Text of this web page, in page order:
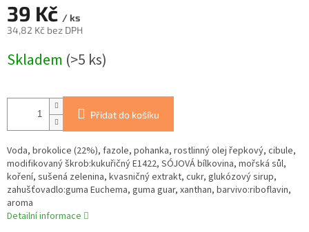
39 Kč / ks
34,82 Kč bez DPH
cena:
Skladem (>5 ks)
Přidat do košíku
Voda, brokolice (22%), fazole, pohanka, rostlinný olej řepkový, cibule,
modifikovaný škrob:kukuřičný E1422, SÓJOVÁ bílkovina, mořská sůl,
koření, sušená zelenina, kvasničný extrakt, cukr, glukózový sirup,
zahušťovadlo:guma Euchema, guma guar, xanthan, barvivo:riboflavin,
aroma
Detailní informace